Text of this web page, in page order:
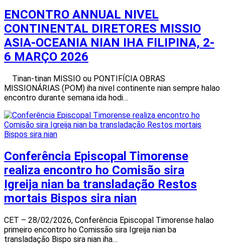
ENCONTRO ANNUAL NIVEL
CONTINENTAL DIRETORES MISSIO
ASIA-OCEANIA NIAN IHA FILIPINA, 2-
6 MARÇO 2026
Tinan-tinan MISSIO ou PONTIFÍCIA OBRAS
MISSIONÁRIAS (POM) iha nivel continente nian sempre halao
encontro durante semana ida hodi…
Conferência Episcopal Timorense
realiza encontro ho Comisão sira
Igreija nian ba transladação Restos
mortais Bispos sira nian
CET – 28/02/2026, Conferência Episcopal Timorense halao
primeiro encontro ho Comissão sira Igreija nian ba
transladação Bispo sira nian iha…